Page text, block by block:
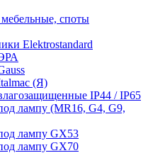
споты
Elektrostandard
(Я)
IP44 / IP65
лампу (MR16, G4, G9,
лампу GX53
лампу GX70